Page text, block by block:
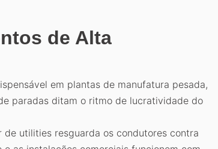
de Alta
em plantas de manufatura pesada,
paradas ditam o ritmo de lucratividade do
utilities resguarda os condutores contra